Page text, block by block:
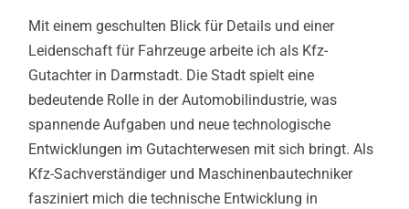
Mit einem geschulten Blick für Details und einer
Leidenschaft für Fahrzeuge arbeite ich als Kfz-
Gutachter in Darmstadt. Die Stadt spielt eine
bedeutende Rolle in der Automobilindustrie, was
spannende Aufgaben und neue technologische
Entwicklungen im Gutachterwesen mit sich bringt. Als
Kfz-Sachverständiger und Maschinenbautechniker
fasziniert mich die technische Entwicklung in